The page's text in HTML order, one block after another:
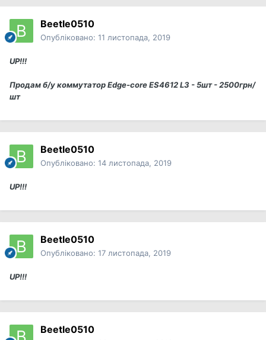
Beetle0510
Опубліковано: 11 листопада, 2019
UP!!!
Продам б/у коммутатор Edge-core ES4612 L3 - 5шт - 2500грн/
шт
Beetle0510
Опубліковано: 14 листопада, 2019
UP!!!
Beetle0510
Опубліковано: 17 листопада, 2019
UP!!!
Beetle0510